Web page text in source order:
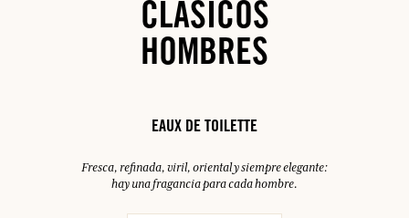
CLASICOS
HOMBRES
EAUX DE TOILETTE
Fresca, refinada, viril, oriental y siempre elegante:
hay una fragancia para cada hombre.